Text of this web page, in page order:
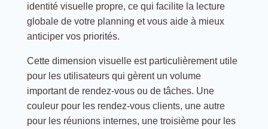
identité visuelle propre, ce qui facilite la lecture
globale de votre planning et vous aide à mieux
anticiper vos priorités.
Cette dimension visuelle est particulièrement utile
pour les utilisateurs qui gèrent un volume
important de rendez-vous ou de tâches. Une
couleur pour les rendez-vous clients, une autre
pour les réunions internes, une troisième pour les